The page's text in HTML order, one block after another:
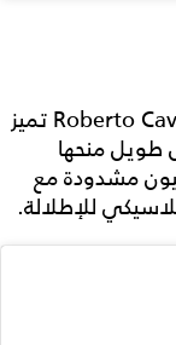
اختارت سارة سامبايو فستاناً أسود من Roberto Cavalli تميز
طويل منحها
مشدودة مع
للإطلالة.